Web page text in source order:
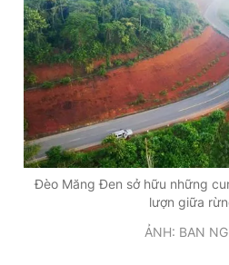
Theo dõi báo trên
Hotline
0906 645 777
Đặt báo Quảng cáo RSS
Tổng biên tập: Nguyễn Ngọc Toàn
Phó tổng biên tập thường trực: Hải
Phó tổng biên tập: Lâm Hiếu Dũng
Phó tổng biên tập: Trần Việt Hưng
Tổng thư ký tòa soạn: Đức Trung
Đèo Măng Đen sở hữu những
lượn giữa
ẢNH: BAN